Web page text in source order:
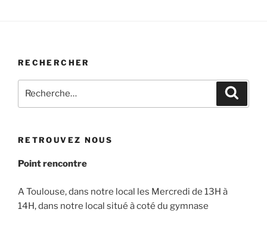
RECHERCHER
pour
RETROUVEZ NOUS
Point rencontre
A Toulouse, dans notre local les Mercredi de 13H à
14H, dans notre local situé à coté du gymnase